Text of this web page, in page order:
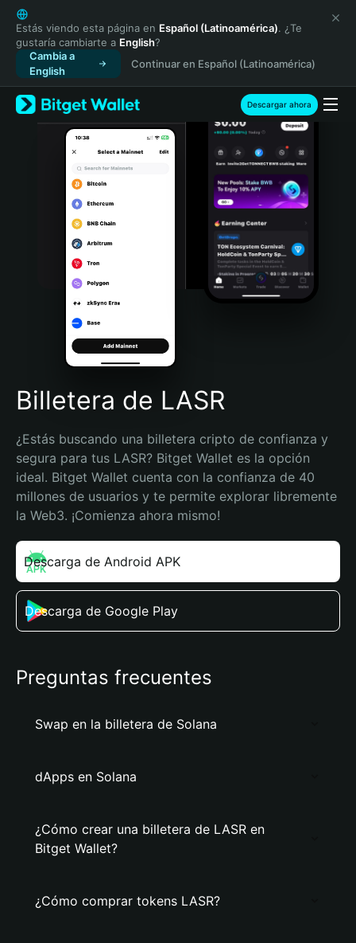
English
日本語
Tiếng Việt
Русский
Español (Latinoamérica)
Türkçe
Italiano
Português (Portugal)
Bahasa Indonesia
Português (Brasil)
Español (Argentina)
Estás viendo esta página en Español (Latinoamérica). ¿Te
gustaría cambiarte a English?
Cambia a
English
Continuar en Español (Latinoamérica)
Descargar ahora
Billetera de LASR
¿Estás buscando una billetera cripto de confianza y
segura para tus LASR? Bitget Wallet es la opción
ideal. Bitget Wallet cuenta con la confianza de 40
millones de usuarios y te permite explorar libremente
la Web3. ¡Comienza ahora mismo!
Descarga de Android APK
Descarga de Google Play
Preguntas frecuentes
Swap en la billetera de Solana
dApps en Solana
¿Cómo crear una billetera de LASR en
Bitget Wallet?
¿Cómo comprar tokens LASR?